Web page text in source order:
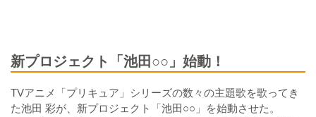
新プロジェクト「池田○○」始動！
TVアニメ「プリキュア」シリーズの数々の主題歌を歌ってき
た池田 彩が、新プロジェクト「池田○○」を始動させた。